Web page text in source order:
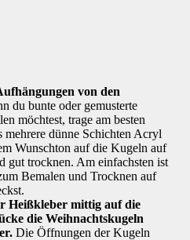
von den
du bunte oder gemusterte
möchtest, trage am besten
dünne Schichten Acryl
Wunschton auf die Kugeln auf
gut trocknen. Am einfachsten ist
Bemalen und Trocknen auf
Heißkleber mittig auf die
die Weihnachtskugeln
Die Öffnungen der Kugeln